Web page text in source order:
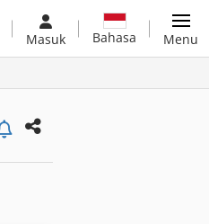
Masuk Bahasa Menu